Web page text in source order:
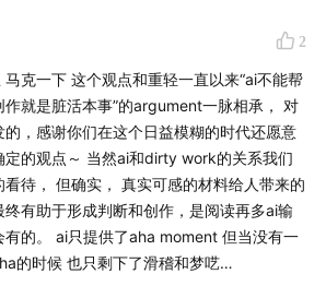
》导读时的笔记筛选逻辑
有材料才配说话是傲慢的迷思
2
马克一下 这个观点和重轻一直以来“ai不能帮
作就是脏活本事”的argument一脉相承， 对
的，感谢你们在这个日益模糊的时代还愿意
和dirty work的关系我们
待， 但确实， 真实可感的材料给人带来的
终有助于形成判断和创作，是阅读再多ai输
有的。 ai只提供了aha moment 但当没有一
的时候 也只剩下了滑稽和梦呓…